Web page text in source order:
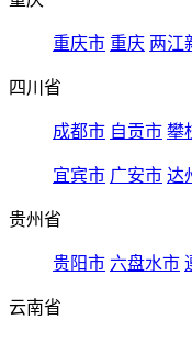
重庆市 重庆 两江
四川省
成都市 自贡市 攀
宜宾市 广安市 达
贵州省
贵阳市 六盘水市
云南省